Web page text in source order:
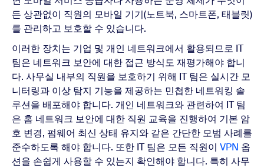
든 상관없이 직원의 모바일 기기(노트북, 스마트폰, 태블릿)
를 관리하고 보호할 수 있습니다.
이러한 장치는 기업 및 개인 네트워크에서 활용되므로 IT
팀은 네트워크 보안에 대한 접근 방식도 재평가해야 합니
다. 사무실 내부의 직원을 보호하기 위해 IT 팀은 실시간 모
니터링과 이상 탐지 기능을 제공하는 민첩한 네트워킹 솔
루션을 배포해야 합니다. 개인 네트워크와 관련하여 IT 팀
은 홈 네트워크 보안에 대한 직원 교육을 진행하여 기본 암
호 변경, 펌웨어 최신 상태 유지와 같은 간단한 모범 사례를
준수하도록 해야 합니다. 또한 IT 팀은 모든 직원이 VPN 옵
션을 손쉽게 사용할 수 있는지 확인해야 합니다. 특히 사무